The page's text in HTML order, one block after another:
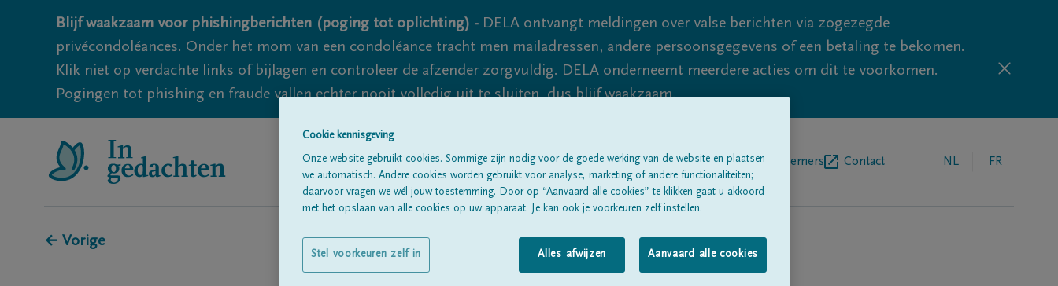
Blijf waakzaam voor phishingberichten (poging tot oplichting) - DELA ontvangt meldingen over valse berichten via zogezegde
privécondoléances. Onder het mom van een condoléance tracht men mailadressen, andere persoonsgegevens of een betaling te bekomen.
Klik niet op verdachte links of bijlagen en controleer de afzender zorgvuldig. DELA onderneemt meerdere acties om dit te voorkomen.
Pogingen tot phishing en fraude vallen echter nooit volledig uit te sluiten, dus blijf waakzaam.
Alle rouwberichtenOver onsBegrafenisondernemers Contact NL FR
← Vorige
Cookie kennisgeving
Onze website gebruikt cookies. Sommige zijn nodig voor de goede werking van de website en plaatsen
we automatisch. Andere cookies worden gebruikt voor analyse, marketing of andere functionaliteiten;
daarvoor vragen we wél jouw toestemming. Door op “Aanvaard alle cookies” te klikken gaat u akkoord
met het opslaan van alle cookies op uw apparaat. Je kan ook je voorkeuren zelf instellen.
Alles afwijzen Aanvaard alle cookies
Stel voorkeuren zelf in